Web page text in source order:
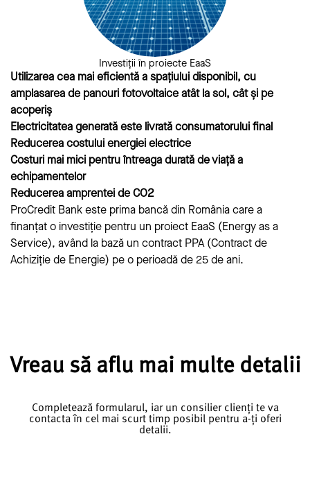
Investiții în proiecte EaaS
Utilizarea cea mai eficientă a spațiului disponibil, cu
amplasarea de panouri fotovoltaice atât la sol, cât și pe
acoperiș
Electricitatea generată este livrată consumatorului final
Reducerea costului energiei electrice
Costuri mai mici pentru întreaga durată de viață a
echipamentelor
Reducerea amprentei de CO2
ProCredit Bank este prima bancă din România care a
finanțat o investiție pentru un proiect EaaS (Energy as a
Service), având la bază un contract PPA (Contract de
Achiziție de Energie) pe o perioadă de 25 de ani.
Vreau să aflu mai multe detalii
Completează formularul, iar un consilier clienți te va
contacta în cel mai scurt timp posibil pentru a-ți oferi
detalii.